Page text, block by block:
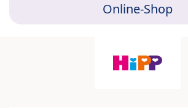
Online-Shop